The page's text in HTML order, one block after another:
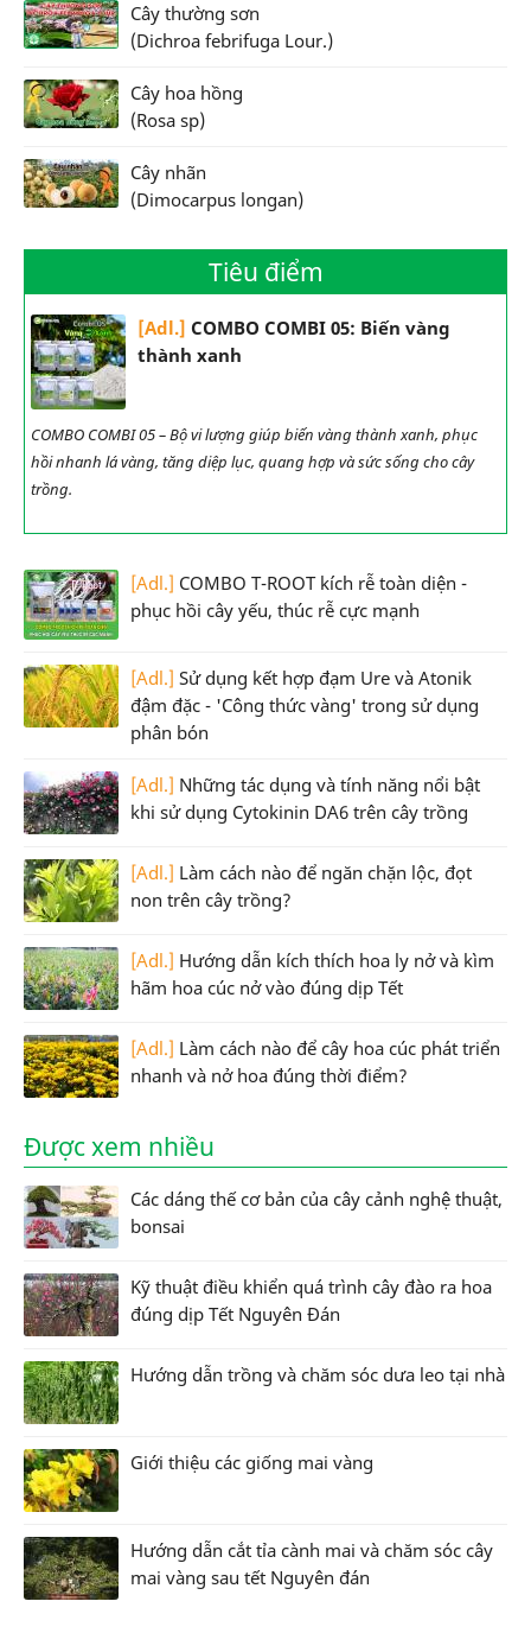
Cây thường sơn
(Dichroa febrifuga Lour.)
Cây hoa hồng
(Rosa sp)
Cây nhãn
(Dimocarpus longan)
Tiêu điểm
[Adl.] COMBO COMBI 05: Biến vàng
thành xanh
COMBO COMBI 05 – Bộ vi lượng giúp biến vàng thành xanh, phục
hồi nhanh lá vàng, tăng diệp lục, quang hợp và sức sống cho cây
trồng.
[Adl.] COMBO T-ROOT kích rễ toàn diện -
phục hồi cây yếu, thúc rễ cực mạnh
[Adl.] Sử dụng kết hợp đạm Ure và Atonik
đậm đặc - 'Công thức vàng' trong sử dụng
phân bón
[Adl.] Những tác dụng và tính năng nổi bật
khi sử dụng Cytokinin DA6 trên cây trồng
[Adl.] Làm cách nào để ngăn chặn lộc, đọt
non trên cây trồng?
[Adl.] Hướng dẫn kích thích hoa ly nở và kìm
hãm hoa cúc nở vào đúng dịp Tết
[Adl.] Làm cách nào để cây hoa cúc phát triển
nhanh và nở hoa đúng thời điểm?
Được xem nhiều
Các dáng thế cơ bản của cây cảnh nghệ thuật,
bonsai
Kỹ thuật điều khiển quá trình cây đào ra hoa
đúng dịp Tết Nguyên Đán
Hướng dẫn trồng và chăm sóc dưa leo tại nhà
Giới thiệu các giống mai vàng
Hướng dẫn cắt tỉa cành mai và chăm sóc cây
mai vàng sau tết Nguyên đán